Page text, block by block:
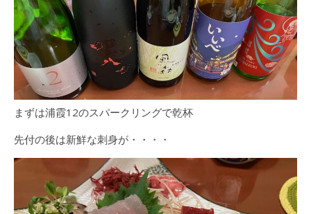
まずは浦霞12のスパークリングで乾杯
先付の後は新鮮な刺身が・・・・